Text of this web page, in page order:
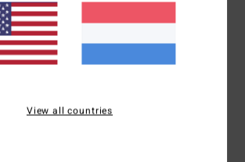
in het midden op de rug
Naden.
View all countries